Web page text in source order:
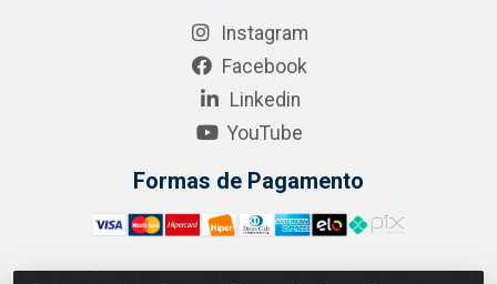
Instagram
Facebook
Linkedin
YouTube
Formas de Pagamento